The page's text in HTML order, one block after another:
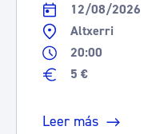
12/08/2026
Altxerri
20:00
5 €
Leer más